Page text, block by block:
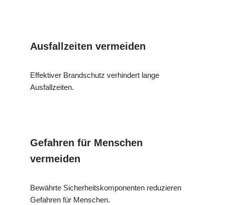
Ausfallzeiten vermeiden
Effektiver Brandschutz verhindert lange
Ausfallzeiten.
Gefahren für Menschen
vermeiden
Bewährte Sicherheitskomponenten reduzieren
Gefahren für Menschen.